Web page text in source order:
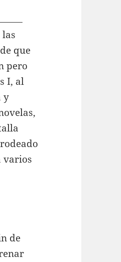
que
pero
I, al
y
varios
de